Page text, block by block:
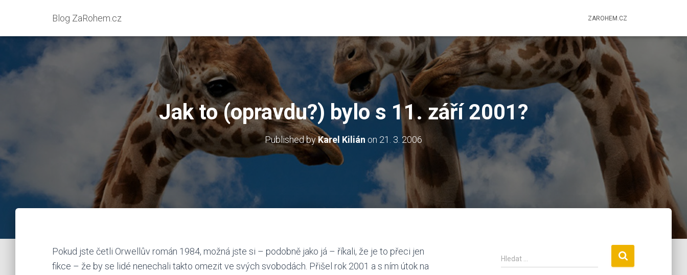
Blog ZaRohem.cz ZAROHEM.CZ
Jak to (opravdu?) bylo s 11. září 2001?
Published byKarel Kilián on 21. 3. 2006
Pokud jste četli Orwellův román 1984, možná jste si – podobně jako já – říkali, že je to přeci jen
fikce – že by se lidé nenechali takto omezit ve svých svobodách. Přišel rok 2001 a s ním útok na
V
y
Hledat …